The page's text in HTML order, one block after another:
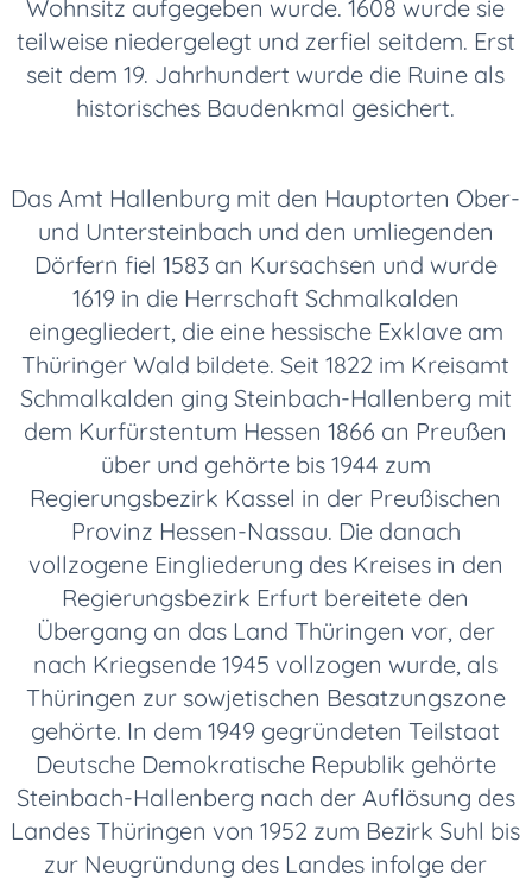
Wohnsitz aufgegeben wurde. 1608 wurde sie
teilweise niedergelegt und zerfiel seitdem. Erst
seit dem 19. Jahrhundert wurde die Ruine als
historisches Baudenkmal gesichert.
Das Amt Hallenburg mit den Hauptorten Ober-
und Untersteinbach und den umliegenden
Dörfern fiel 1583 an Kursachsen und wurde
1619 in die Herrschaft Schmalkalden
eingegliedert, die eine hessische Exklave am
Thüringer Wald bildete. Seit 1822 im Kreisamt
Schmalkalden ging Steinbach-Hallenberg mit
dem Kurfürstentum Hessen 1866 an Preußen
über und gehörte bis 1944 zum
Regierungsbezirk Kassel in der Preußischen
Provinz Hessen-Nassau. Die danach
vollzogene Eingliederung des Kreises in den
Regierungsbezirk Erfurt bereitete den
Übergang an das Land Thüringen vor, der
nach Kriegsende 1945 vollzogen wurde, als
Thüringen zur sowjetischen Besatzungszone
gehörte. In dem 1949 gegründeten Teilstaat
Deutsche Demokratische Republik gehörte
Steinbach-Hallenberg nach der Auflösung des
Landes Thüringen von 1952 zum Bezirk Suhl bis
zur Neugründung des Landes infolge der